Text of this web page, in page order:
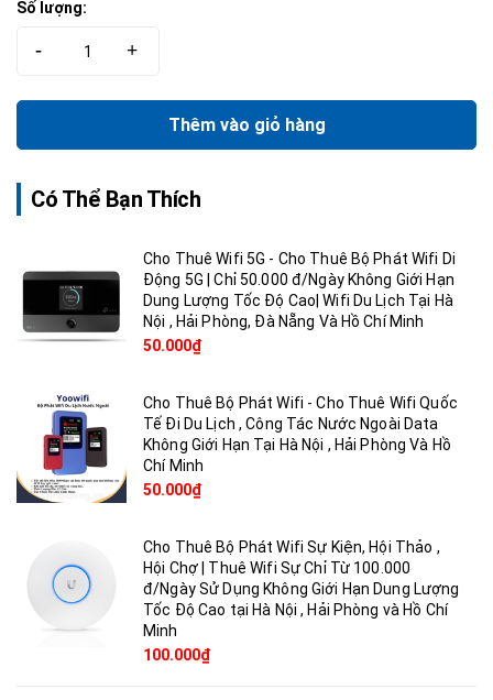
Số lượng:
- +
Thêm vào giỏ hàng
Có Thể Bạn Thích
Cho Thuê Wifi 5G - Cho Thuê Bộ Phát Wifi Di
Động 5G | Chỉ 50.000 đ/Ngày Không Giới Hạn
Dung Lượng Tốc Độ Cao| Wifi Du Lịch Tại Hà
Nội , Hải Phòng, Đà Nẵng Và Hồ Chí Minh
50.000₫
Cho Thuê Bộ Phát Wifi - Cho Thuê Wifi Quốc
Tế Đi Du Lịch , Công Tác Nước Ngoài Data
Không Giới Hạn Tại Hà Nội , Hải Phòng Và Hồ
Chí Minh
50.000₫
Cho Thuê Bộ Phát Wifi Sự Kiện, Hội Thảo ,
Hội Chợ | Thuê Wifi Sự Chỉ Từ 100.000
đ/Ngày Sử Dụng Không Giới Hạn Dung Lượng
Tốc Độ Cao tại Hà Nội , Hải Phòng và Hồ Chí
Minh
100.000₫